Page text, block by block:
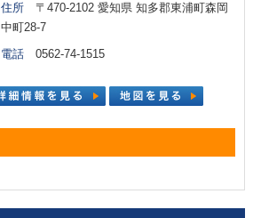
住所〒470-2102 愛知県 知多郡東浦町森岡
中町28-7
電話0562-74-1515